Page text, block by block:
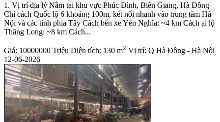
1. Vị trí địa lý Nằm tại khu vực Phúc Đình, Biên Giang, Hà Đông
Chỉ cách Quốc lộ 6 khoảng 100m, kết nối nhanh vào trung tâm Hà
Nội và các tỉnh phía Tây Cách bến xe Yên Nghĩa: ~4 km Cách ại lộ
Thăng Long: ~8 km Cách...
Giá: 10000000 Triệu Diện tích: 130 m2 Vị trí: Q Hà Đông - Hà Nội
12-06-2026